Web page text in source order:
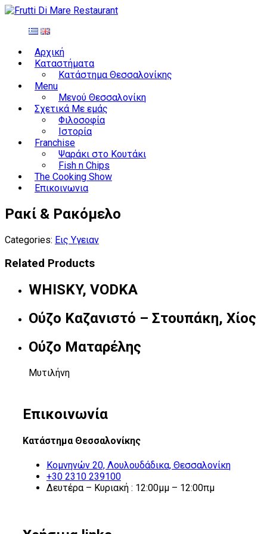
Αρχική
Καταστήματα
Κατάστημα Θεσσαλονίκης
Menu
Μενού Θεσσαλονίκη
Σχετικά Με εμάς
Φιλοσοφία
Ιστορία
Franchise
Ψαράκι στο Κουτάκι
Fish n Chips
The Cooking Show
Επικοινωνια
Ρακί & Ρακόμελο
Categories: Εις Υγειαν
Related Products
WHISKY, VODKA
Ούζο Καζανιστό – Στουπάκη, Χίος
Ούζο Ματαρέλης
Μυτιλήνη
Επικοινωνία
Κατάστημα Θεσσαλονίκης
Κομνηνών 20, Λουλουδάδικα, Θεσσαλονίκη
+30 2310 239100
Δευτέρα – Κυριακή : 12:00μμ – 12:00πμ